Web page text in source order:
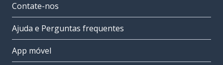
Contate-nos
Ajuda e Perguntas frequentes
App móvel